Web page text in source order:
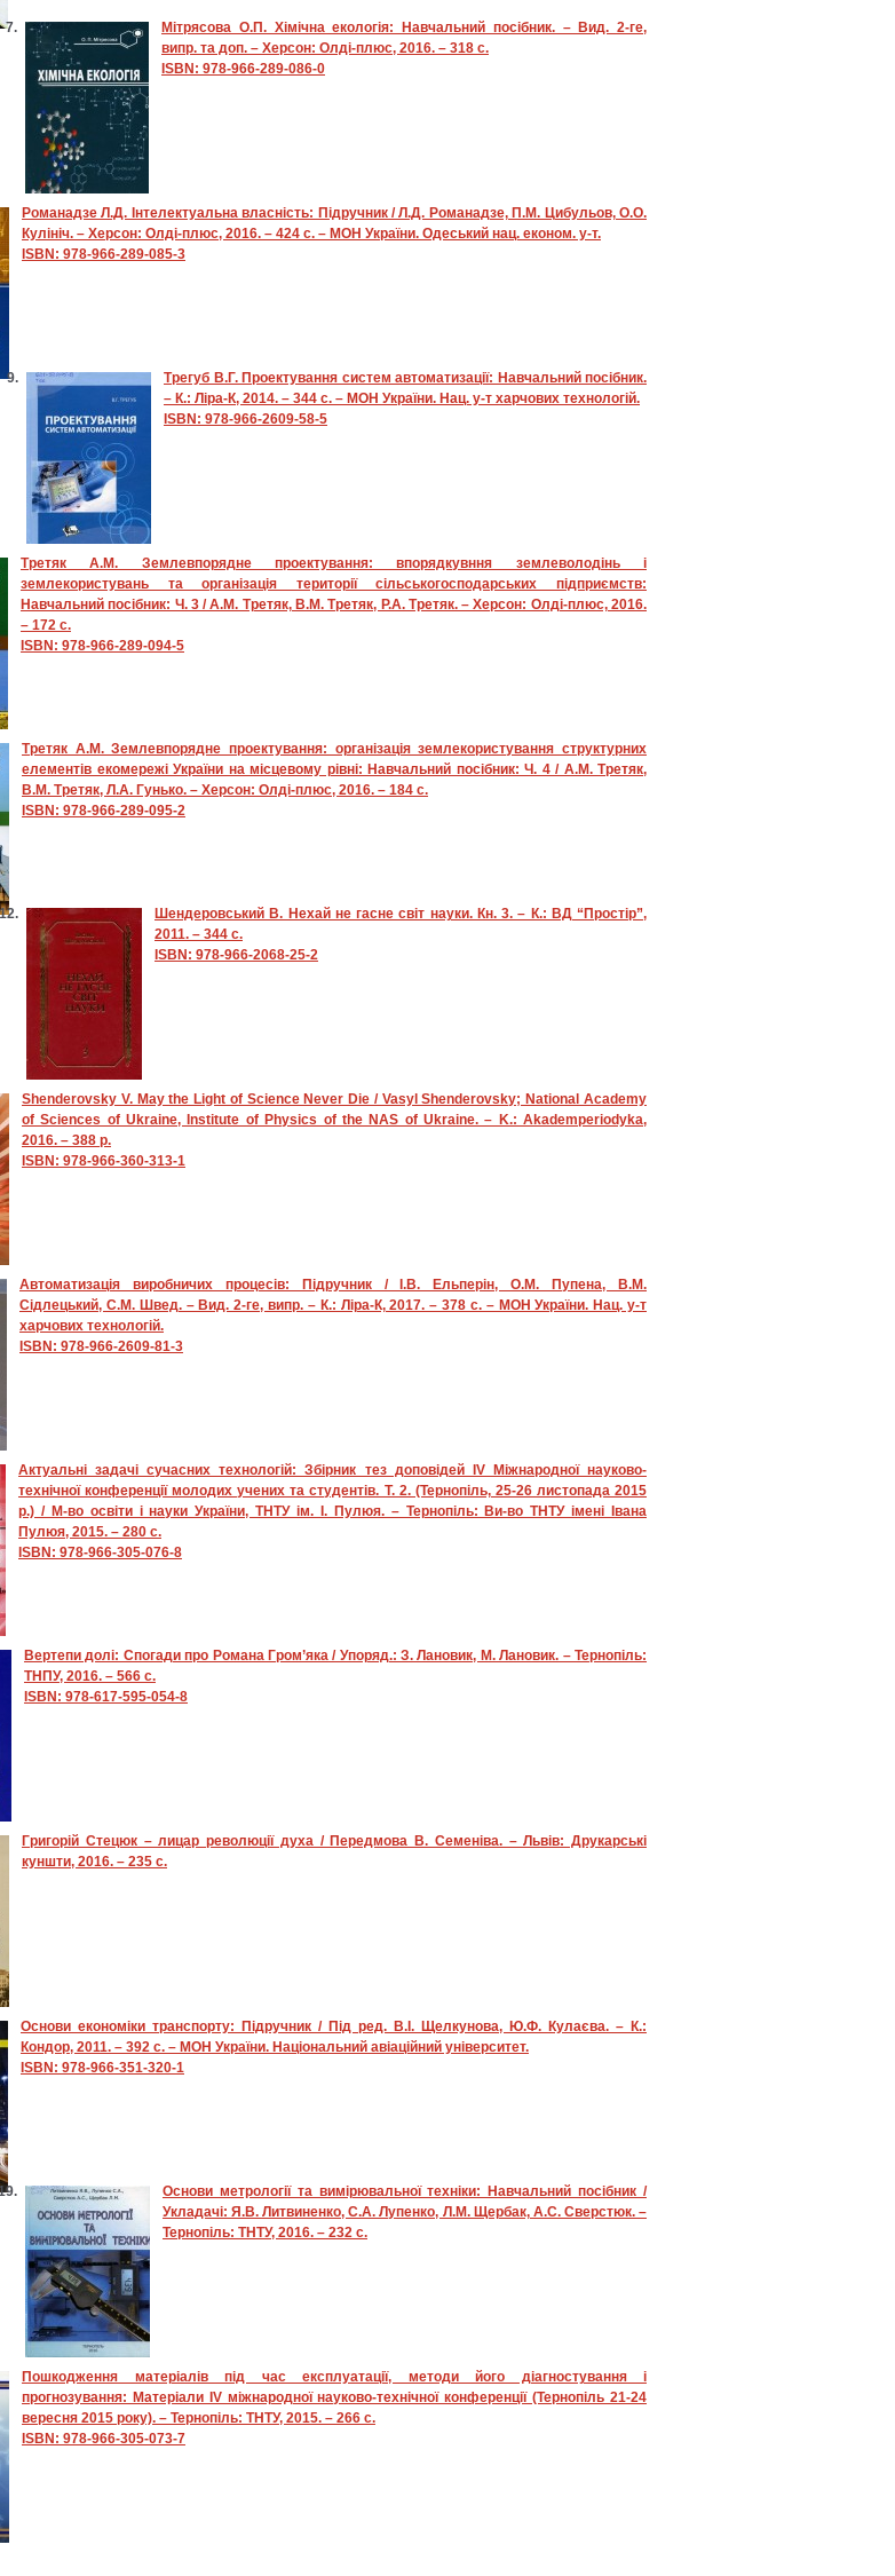
Мітрясова О.П. Хімічна екологія: Навчальний посібник. – Вид. 2-ге,
випр. та доп. – Херсон: Олді-плюс, 2016. – 318 с.
ISBN: 978-966-289-086-0
Романадзе Л.Д. Інтелектуальна власність: Підручник / Л.Д. Романадзе, П.М. Цибульов, О.О.
Кулініч. – Херсон: Олді-плюс, 2016. – 424 с. – МОН України. Одеський нац. економ. у-т.
ISBN: 978-966-289-085-3
Трегуб В.Г. Проектування систем автоматизації: Навчальний посібник.
– К.: Ліра-К, 2014. – 344 с. – МОН України. Нац. у-т харчових технологій.
ISBN: 978-966-2609-58-5
Третяк А.М. Землевпорядне проектування: впорядкувння землеволодінь і
землекористувань та організація території сільськогосподарських підприємств:
Навчальний посібник: Ч. 3 / А.М. Третяк, В.М. Третяк, Р.А. Третяк. – Херсон: Олді-плюс, 2016.
– 172 с.
ISBN: 978-966-289-094-5
Третяк А.М. Землевпорядне проектування: організація землекористування структурних
елементів екомережі України на місцевому рівні: Навчальний посібник: Ч. 4 / А.М. Третяк,
В.М. Третяк, Л.А. Гунько. – Херсон: Олді-плюс, 2016. – 184 с.
ISBN: 978-966-289-095-2
Шендеровський В. Нехай не гасне світ науки. Кн. 3. – К.: ВД “Простір”,
2011. – 344 с.
ISBN: 978-966-2068-25-2
Shenderovsky V. May the Light of Science Never Die / Vasyl Shenderovsky; National Academy
of Sciences of Ukraine, Institute of Physics of the NAS of Ukraine. – K.: Akademperiodyka,
2016. – 388 p.
ISBN: 978-966-360-313-1
Автоматизація виробничих процесів: Підручник / І.В. Ельперін, О.М. Пупена, В.М.
Сідлецький, С.М. Швед. – Вид. 2-ге, випр. – К.: Ліра-К, 2017. – 378 с. – МОН України. Нац. у-т
харчових технологій.
ISBN: 978-966-2609-81-3
Актуальні задачі сучасних технологій: Збірник тез доповідей IV Міжнародної науково-
технічної конференції молодих учених та студентів. Т. 2. (Тернопіль, 25-26 листопада 2015
р.) / М-во освіти і науки України, ТНТУ ім. І. Пулюя. – Тернопіль: Ви-во ТНТУ імені Івана
Пулюя, 2015. – 280 с.
ISBN: 978-966-305-076-8
Вертепи долі: Спогади про Романа Гром’яка / Упоряд.: З. Лановик, М. Лановик. – Тернопіль:
ТНПУ, 2016. – 566 с.
ISBN: 978-617-595-054-8
Григорій Стецюк – лицар революції духа / Передмова В. Семеніва. – Львів: Друкарські
куншти, 2016. – 235 с.
Основи економіки транспорту: Підручник / Під ред. В.І. Щелкунова, Ю.Ф. Кулаєва. – К.:
Кондор, 2011. – 392 с. – МОН України. Національний авіаційний університет.
ISBN: 978-966-351-320-1
Основи метрології та вимірювальної техніки: Навчальний посібник /
Укладачі: Я.В. Литвиненко, С.А. Лупенко, Л.М. Щербак, А.С. Сверстюк. –
Тернопіль: ТНТУ, 2016. – 232 с.
Пошкодження матеріалів під час експлуатації, методи його діагностування і
прогнозування: Матеріали ІV міжнародної науково-технічної конференції (Тернопіль 21-24
вересня 2015 року). – Тернопіль: ТНТУ, 2015. – 266 с.
ISBN: 978-966-305-073-7